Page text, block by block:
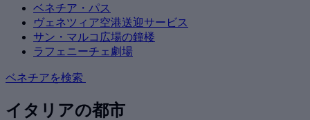
ベネチア・パス
ヴェネツィア空港送迎サービス
サン・マルコ広場の鐘楼
ラフェニーチェ劇場
ベネチアを検索
イタリアの都市